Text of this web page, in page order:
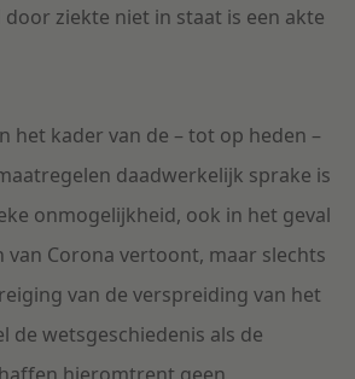
ziekte niet in staat is een akte
het kader van de – tot op heden –
daadwerkelijk sprake is
onmogelijkheid, ook in het geval
van Corona vertoont, maar slechts
van de verspreiding van het
de wetsgeschiedenis als de